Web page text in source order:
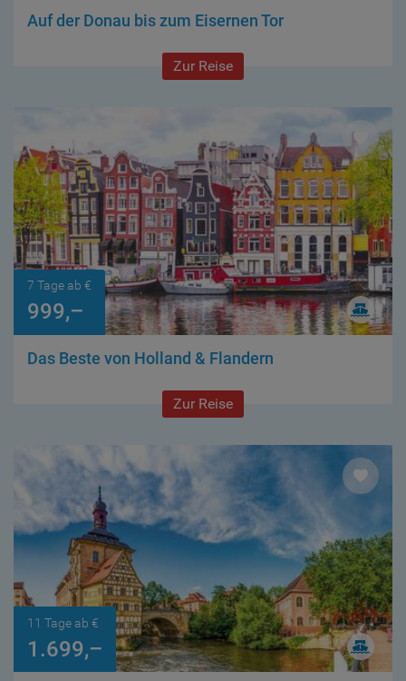
Auf der Donau bis zum Eisernen Tor
Zur Reise
7 Tage ab €
999,–
Das Beste von Holland & Flandern
Zur Reise
11 Tage ab €
1.699,–